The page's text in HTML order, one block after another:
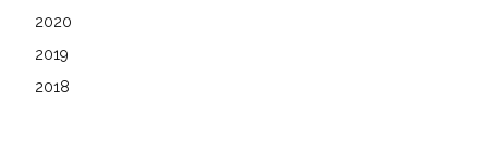
2020
2019
2018